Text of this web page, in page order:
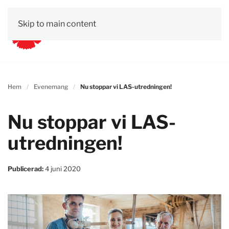
Skip to main content
Hem Evenemang Nu stoppar vi LAS-utredningen!
Nu stoppar vi LAS-
utredningen!
Publicerad:4 juni 2020